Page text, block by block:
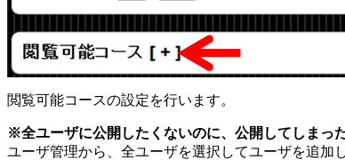
閲覧可能コースの設定を行います。
※全ユーザに公開したくないのに、公開してしまっ
ユーザ管理から、全ユーザを選択してユーザを追加